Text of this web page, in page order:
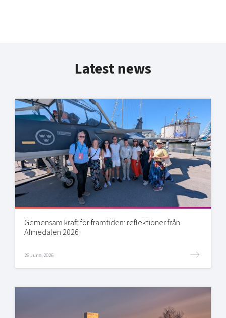
Latest news
Gemensam kraft för framtiden: reflektioner från
Almedalen 2026
26 June, 2026